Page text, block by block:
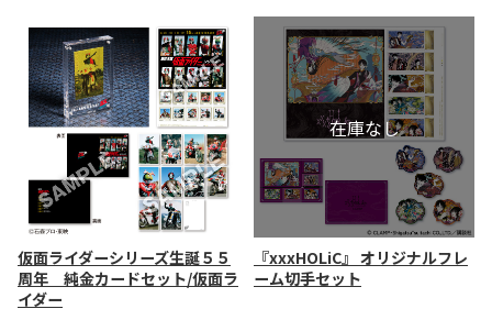
仮面ライダーシリーズ生誕５５
周年 純金カードセット/仮面ラ
イダー
『xxxHOLiC』 オリジナルフレ
ーム切手セット